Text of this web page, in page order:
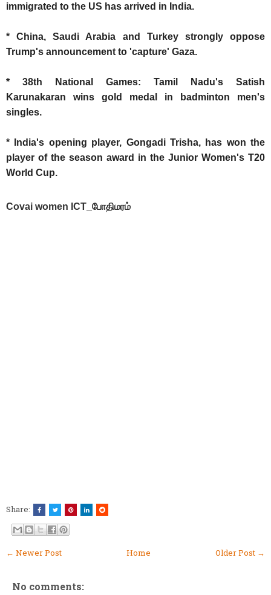
immigrated to the US has arrived in India.
* China, Saudi Arabia and Turkey strongly oppose
Trump's announcement to 'capture' Gaza.
* 38th National Games: Tamil Nadu's Satish
Karunakaran wins gold medal in badminton men's
singles.
* India's opening player, Gongadi Trisha, has won the
player of the season award in the Junior Women's T20
World Cup.
Covai women ICT_போதிமரம்
Share:
← Newer Post Older Post →
Home
No comments: